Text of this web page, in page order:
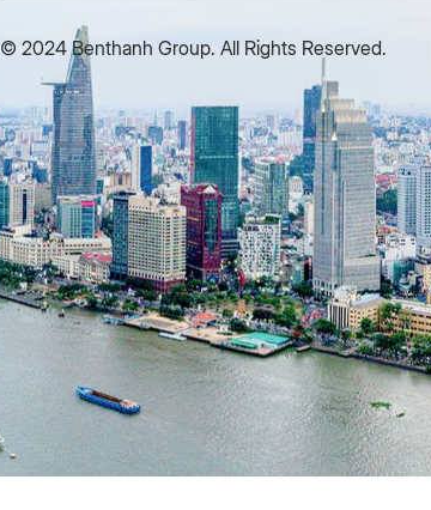
© 2024 Benthanh Group. All Rights Reserved.